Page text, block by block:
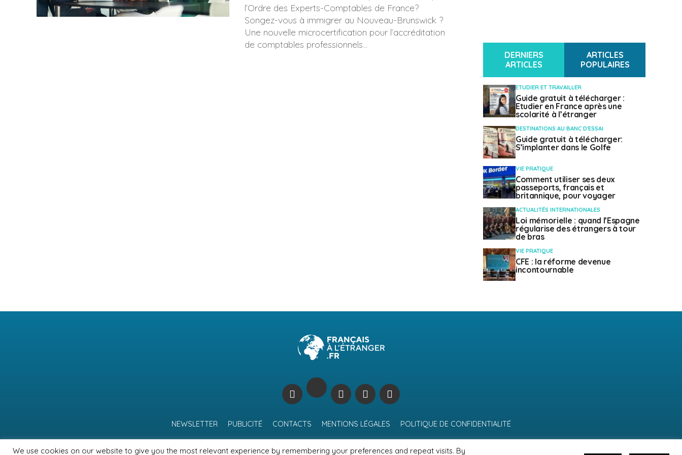
l’Ordre des Experts-Comptables de France?
Songez-vous à immigrer au Nouveau-Brunswick ?
Une nouvelle microcertification pour l’accréditation
de comptables professionnels...
DERNIERS
ARTICLES
ARTICLES
POPULAIRES
ETUDIER ET TRAVAILLER
Guide gratuit à télécharger :
Etudier en France après une
scolarité à l’étranger
DESTINATIONS AU BANC D'ESSAI
Guide gratuit à télécharger:
S’implanter dans le Golfe
VIE PRATIQUE
Comment utiliser ses deux
passeports, français et
britannique, pour voyager
ACTUALITÉS INTERNATIONALES
Loi mémorielle : quand l’Espagne
régularise des étrangers à tour
de bras
VIE PRATIQUE
CFE : la réforme devenue
incontournable
NEWSLETTER PUBLICITÉ CONTACTS MENTIONS LÉGALES POLITIQUE DE CONFIDENTIALITÉ
We use cookies on our website to give you the most relevant experience by remembering your preferences and repeat visits. By